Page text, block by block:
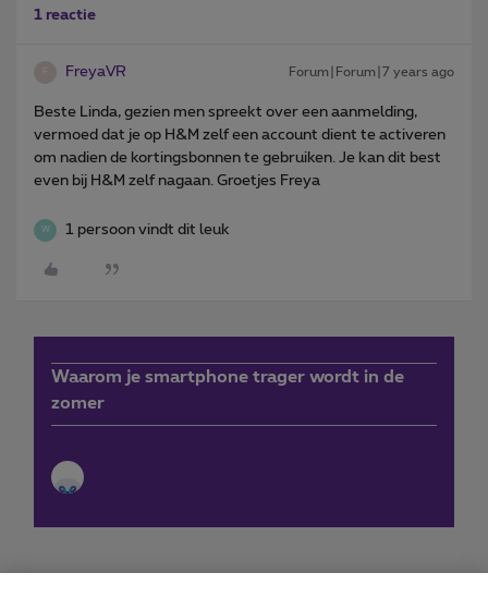
1 reactie
FreyaVR Forum|Forum|7 years ago
Beste Linda, gezien men spreekt over een aanmelding,
vermoed dat je op H&M zelf een account dient te activeren
om nadien de kortingsbonnen te gebruiken. Je kan dit best
even bij H&M zelf nagaan. Groetjes Freya
W 1 persoon vindt dit leuk
Waarom je smartphone trager wordt in de
zomer